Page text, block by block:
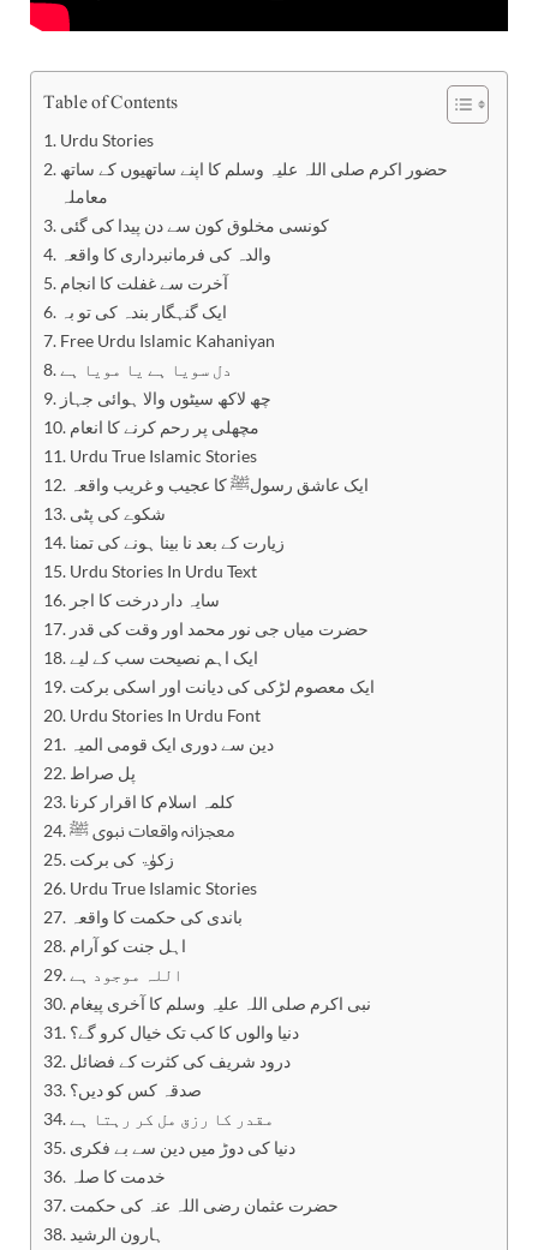
Table of Contents
Urdu Stories
حضور اکرم صلی اللہ علیہ وسلم کا اپنے ساتھیوں کے ساتھ
معاملہ
کونسی مخلوق کون سے دن پیدا کی گئی
والدہ کی فرمانبرداری کا واقعہ
آخرت سے غفلت کا انجام
ایک گنہگار بندہ کی تو بہ
Free Urdu Islamic Kahaniyan
دل سویا ہے یا مویا ہے
چھ لاکھ سیٹوں والا ہوائی جہاز
مچھلی پر رحم کرنے کا انعام
Urdu True Islamic Stories
ایک عاشق رسولﷺ کا عجیب و غریب واقعہ
شکوے کی پٹی
زیارت کے بعد نا بینا ہونے کی تمنا
Urdu Stories In Urdu Text
سایہ دار درخت کا اجر
حضرت میاں جی نور محمد اور وقت کی قدر
ایک اہم نصیحت سب کے لیے
ایک معصوم لڑکی کی دیانت اور اسکی برکت
Urdu Stories In Urdu Font
دین سے دوری ایک قومی المیہ
پل صراط
کلمہ اسلام کا اقرار کرنا
معجزانہ واقعات نبوی ﷺ
زکوٰۃ کی برکت
Urdu True Islamic Stories
باندی کی حکمت کا واقعہ
اہل جنت کو آرام
اللہ موجود ہے
نبی اکرم صلی اللہ علیہ وسلم کا آخری پیغام
دنیا والوں کا کب تک خیال کرو گے؟
درود شریف کی کثرت کے فضائل
صدقہ کس کو دیں؟
مقدر کا رزق مل کر رہتا ہے
دنیا کی دوڑ میں دین سے بے فکری
خدمت کا صلہ
حضرت عثمان رضی اللہ عنہ کی حکمت
ہارون الرشید